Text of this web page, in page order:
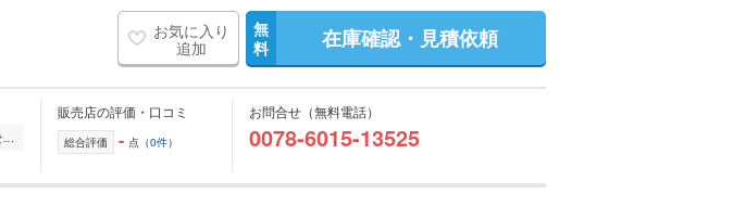
お気に入り
追加
無
料
在庫確認・見積依頼
全国的に店舗を展開しており、 豊富な在庫の中からお客様にぴったりの1台をご提案させていただきます。 国産車から輸入車まで幅広く取り扱っており、 登録済未使用車や...
販売店の評価・口コミ
総合評価 - 点（0件）
お問合せ（無料電話）
0078-6015-13525